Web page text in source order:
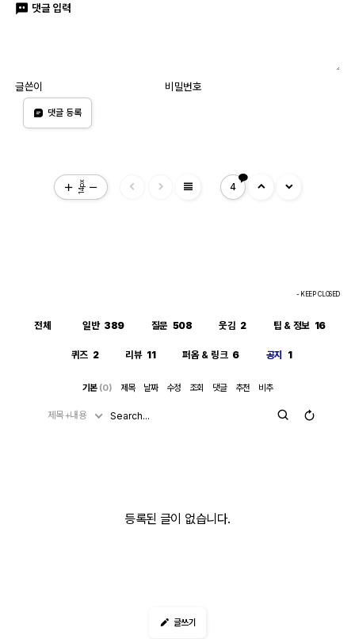
댓글 입력
글쓴이 비밀번호
댓글 등록
14px view_headline 4
- KEEP CLOSED
전체 일반 389 질문 508 웃김 2 팁 & 정보 16
퀴즈 2 리뷰 11 퍼옴 & 링크 6 공지 1
기본 (0) 제목 날짜 수정 조회 댓글 추천 비추
제목+내용
등록된 글이 없습니다.
글쓰기